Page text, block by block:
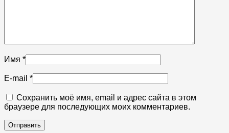
Имя *
E-mail *
Сохранить моё имя, email и адрес сайта в этом
браузере для последующих моих комментариев.